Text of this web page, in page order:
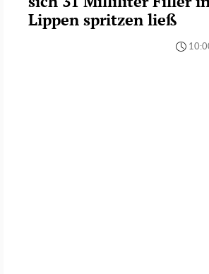
Lippen spritzen ließ